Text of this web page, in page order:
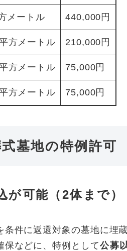
メートル 440,000円
方メートル 210,000円
方メートル 75,000円
方メートル 75,000円
墓地の特例許可
が可能（2体まで）
件に返還対象の墓地に埋
保などに、特例として公募